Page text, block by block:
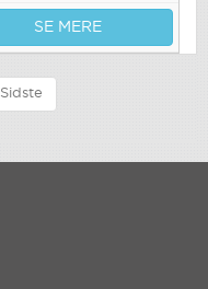
SE MERE
Sidste